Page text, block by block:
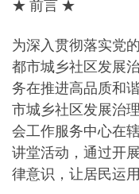
★ 前言 ★
为深入贯彻落实党
都市城乡社区发展
务在推进高品质和
市城乡社区发展治
会工作服务中心在
讲堂活动，通过开
律意识，让居民运